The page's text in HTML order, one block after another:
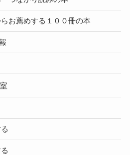
お薦めする１００冊の本